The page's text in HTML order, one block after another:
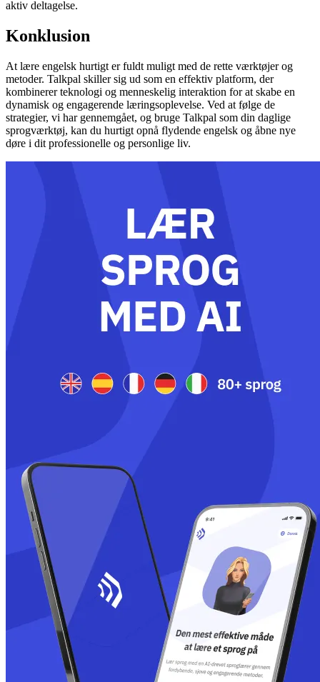
aktiv deltagelse.
Konklusion
At lære engelsk hurtigt er fuldt muligt med de rette værktøjer og
metoder. Talkpal skiller sig ud som en effektiv platform, der
kombinerer teknologi og menneskelig interaktion for at skabe en
dynamisk og engagerende læringsoplevelse. Ved at følge de
strategier, vi har gennemgået, og bruge Talkpal som din daglige
sprogværktøj, kan du hurtigt opnå flydende engelsk og åbne nye
døre i dit professionelle og personlige liv.